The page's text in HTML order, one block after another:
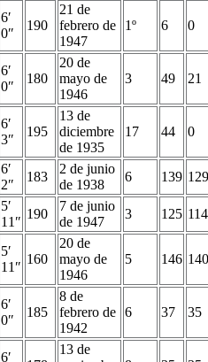
6′
0″
190
21 de
febrero de
1947
1º 6 0
6′
0″
180
20 de
mayo de
1946
3 49 21
6′
3″
195
13 de
diciembre
de 1935
17 44 0
6′
2″
183
2 de junio
de 1938
6 139 129
5′
11″
190
7 de junio
de 1947
3 125 114
5′
11″
160
20 de
mayo de
1946
5 146 140
6′
0″
185
8 de
febrero de
1942
6 37 35
6′
13 de